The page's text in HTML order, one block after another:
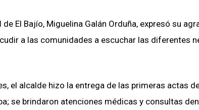
El Bajío, Miguelina Galán Orduña, expresó su
a las comunidades a escuchar las diferentes
el alcalde hizo la entrega de las primeras actas
se brindaron atenciones médicas y consultas